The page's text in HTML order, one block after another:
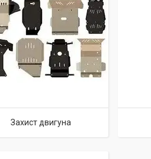
Захист двигуна